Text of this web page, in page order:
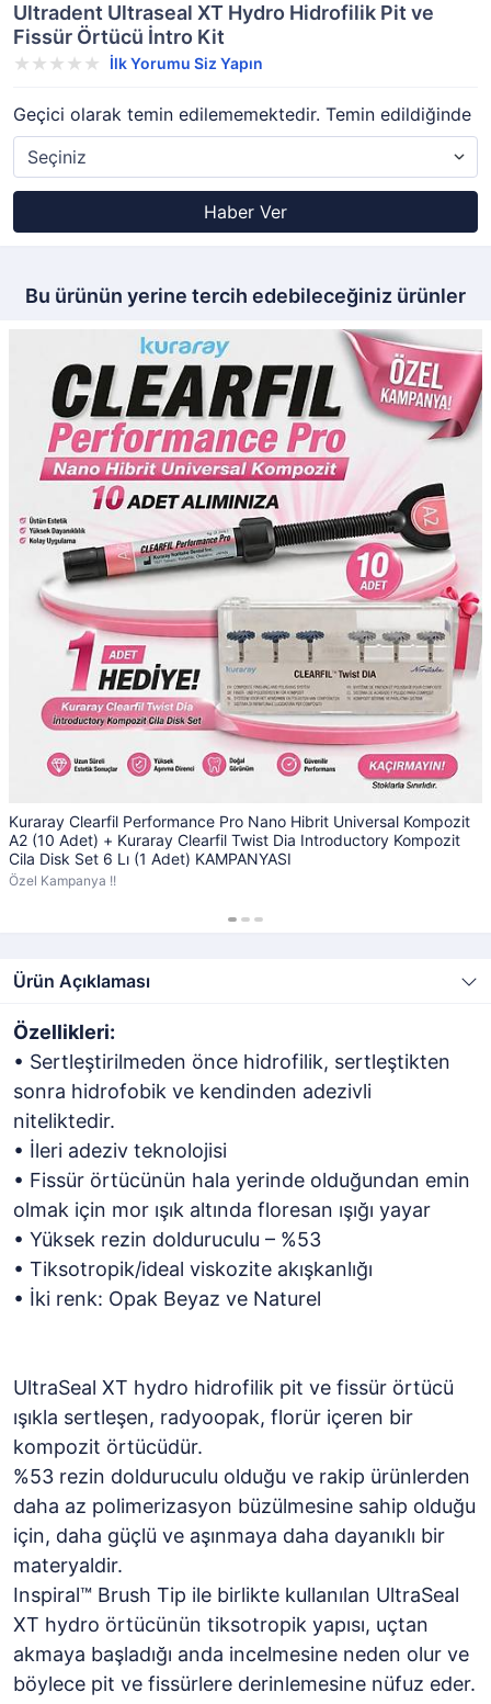
Ultradent Ultraseal XT Hydro Hidrofilik Pit ve
Fissür Örtücü İntro Kit
İlk Yorumu Siz Yapın
Geçici olarak temin edilememektedir. Temin edildiğinde
Haber Ver
Bu ürünün yerine tercih edebileceğiniz ürünler
Kuraray Clearfil Performance Pro Nano Hibrit Universal Kompozit
A2 (10 Adet) + Kuraray Clearfil Twist Dia Introductory Kompozit
Cila Disk Set 6 Lı (1 Adet) KAMPANYASI
Özel Kampanya !!
Ürün Açıklaması
Özellikleri:
• Sertleştirilmeden önce hidrofilik, sertleştikten
sonra hidrofobik ve kendinden adezivli
niteliktedir.
• İleri adeziv teknolojisi
• Fissür örtücünün hala yerinde olduğundan emin
olmak için mor ışık altında floresan ışığı yayar
• Yüksek rezin dolduruculu – %53
• Tiksotropik/ideal viskozite akışkanlığı
• İki renk: Opak Beyaz ve Naturel
UltraSeal XT hydro hidrofilik pit ve fissür örtücü
ışıkla sertleşen, radyoopak, florür içeren bir
kompozit örtücüdür.
%53 rezin dolduruculu olduğu ve rakip ürünlerden
daha az polimerizasyon büzülmesine sahip olduğu
için, daha güçlü ve aşınmaya daha dayanıklı bir
materyaldir.
Inspiral™ Brush Tip ile birlikte kullanılan UltraSeal
XT hydro örtücünün tiksotropik yapısı, uçtan
akmaya başladığı anda incelmesine neden olur ve
böylece pit ve fissürlere derinlemesine nüfuz eder.